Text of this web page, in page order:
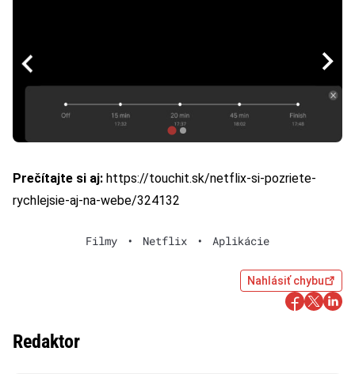
Prečítajte si aj: https://touchit.sk/netflix-si-pozriete-
rychlejsie-aj-na-webe/324132
Filmy • Netflix • Aplikácie
Nahlásiť chybu
Redaktor